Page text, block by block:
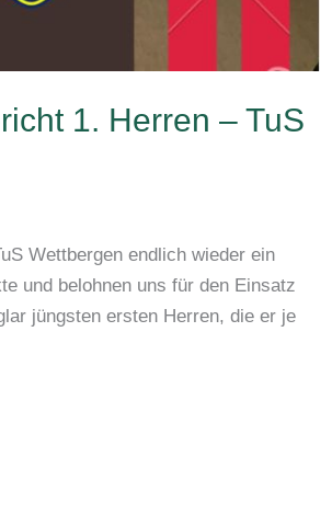
1. Herren – TuS
Wettbergen endlich wieder ein
und belohnen uns für den Einsatz
jüngsten ersten Herren, die er je